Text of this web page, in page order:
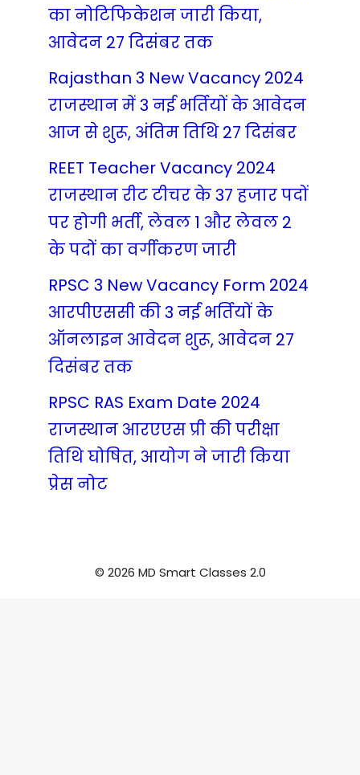
का नोटिफिकेशन जारी किया,
आवेदन 27 दिसंबर तक
Rajasthan 3 New Vacancy 2024
राजस्थान में 3 नई भर्तियों के आवेदन
आज से शुरू, अंतिम तिथि 27 दिसंबर
REET Teacher Vacancy 2024
राजस्थान रीट टीचर के 37 हजार पदों
पर होगी भर्ती, लेवल 1 और लेवल 2
के पदों का वर्गीकरण जारी
RPSC 3 New Vacancy Form 2024
आरपीएससी की 3 नई भर्तियों के
ऑनलाइन आवेदन शुरू, आवेदन 27
दिसंबर तक
RPSC RAS Exam Date 2024
राजस्थान आरएएस प्री की परीक्षा
तिथि घोषित, आयोग ने जारी किया
प्रेस नोट
© 2026 MD Smart Classes 2.0